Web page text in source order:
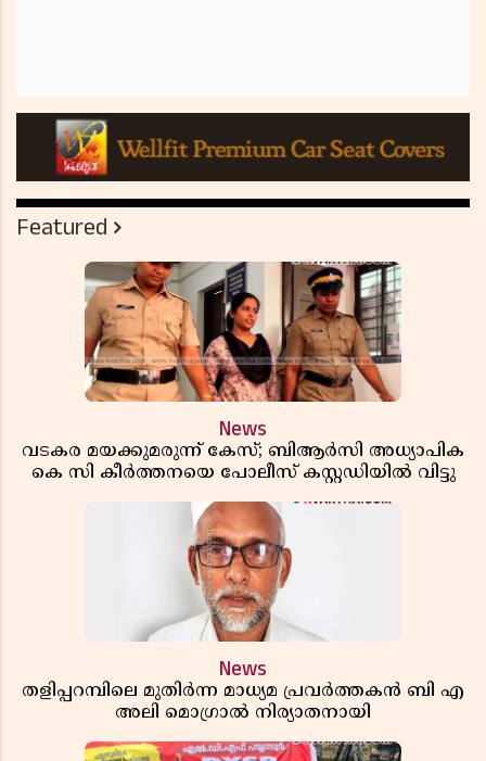
Featured
News
വടകര മയക്കുമരുന്ന് കേസ്; ബിആർസി അധ്യാപിക
കെ സി കീർത്തനയെ പോലീസ് കസ്റ്റഡിയിൽ വിട്ടു
News
തളിപ്പറമ്പിലെ മുതിർന്ന മാധ്യമ പ്രവർത്തകൻ ബി എ
അലി മൊഗ്രാൽ നിര്യാതനായി